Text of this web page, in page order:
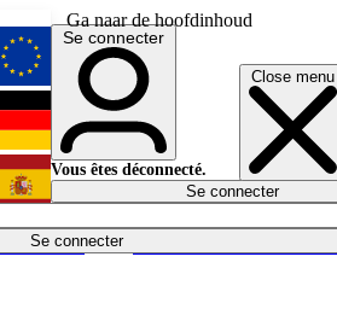
Ga naar de hoofdinhoud
Close menu
Se connecter
Économie
English
Deutsch
Español
Se connecter
Vous êtes déconnecté.
Se connecter